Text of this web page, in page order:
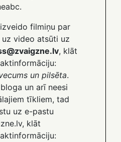
filmiņu par
video atsūti uz
, klāt
un pilsēta.
un arī neesi
tīkliem, tad
uz e-pastu
klāt